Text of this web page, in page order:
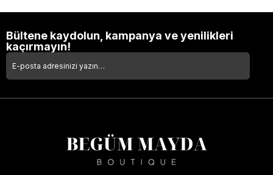
Bültene kaydolun, kampanya ve yenilikleri
kaçırmayın!